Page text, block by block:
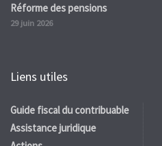
Réforme des pensions
29 juin 2026
Liens utiles
Guide fiscal du contribuable
Assistance juridique